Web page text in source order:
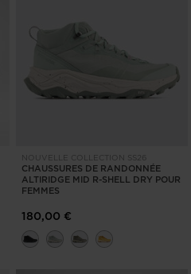
NOUVELLE COLLECTION SS26
CHAUSSURES DE RANDONNÉE
ALTIRIDGE MID R-SHELL DRY POUR
FEMMES
180,00 €